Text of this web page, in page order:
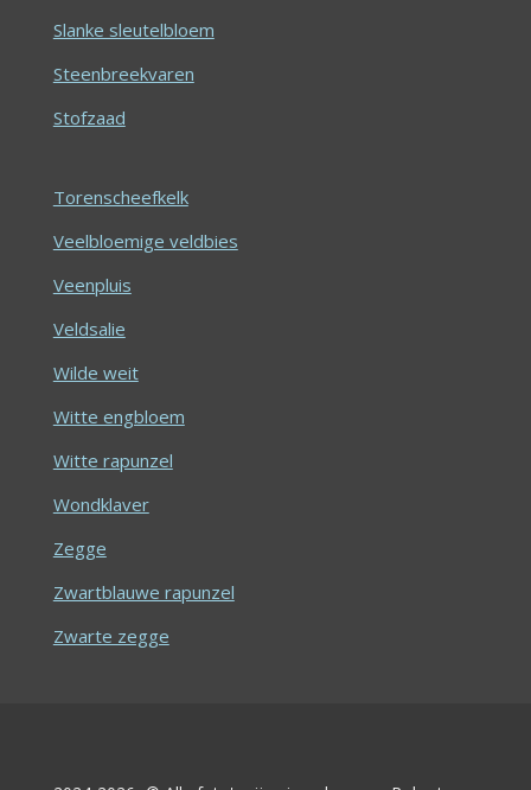
Slanke sleutelbloem
Steenbreekvaren
Stofzaad
Torenscheefkelk
Veelbloemige veldbies
Veenpluis
Veldsalie
Wilde weit
Witte engbloem
Witte rapunzel
Wondklaver
Zegge
Zwartblauwe rapunzel
Zwarte zegge